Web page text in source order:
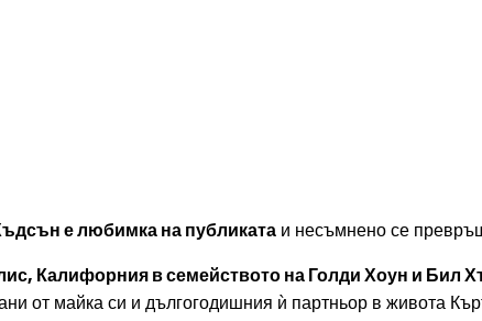
е любимка на публиката и несъмнено се
Калифорния в семейството на Голди Хоун и Бил
от майка си и дългогодишния ѝ партньор в живота